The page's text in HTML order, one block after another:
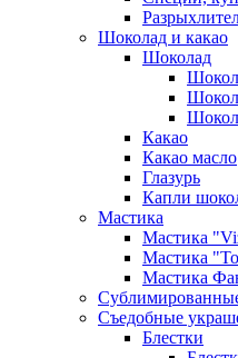
Шоколад и какао
Шоколад
Какао
Какао масло
Глазурь
Капли
Мастика
Мастика
Мастика
Мастика
Съедобные
Блестки